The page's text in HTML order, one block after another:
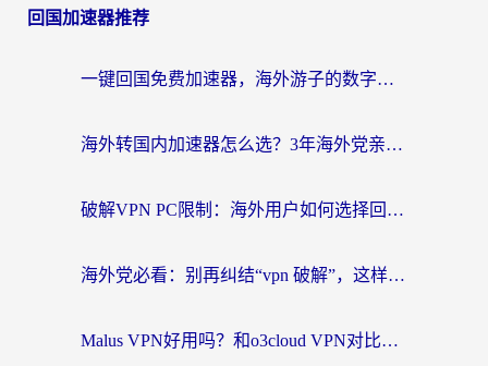
回国加速器推荐
一键回国免费加速器，海外游子的数字归乡路
海外转国内加速器怎么选？3年海外党亲测指南，无缝刷剧玩游戏不再难
破解VPN PC限制：海外用户如何选择回国加速器实现无缝访问国内资源
海外党必看：别再纠结“vpn 破解”，这样选回国加速器才能真正无缝访问国内资源
Malus VPN好用吗？和o3cloud VPN对比哪个回国效果更好？